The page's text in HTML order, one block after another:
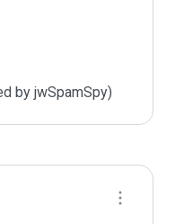
by jwSpamSpy)